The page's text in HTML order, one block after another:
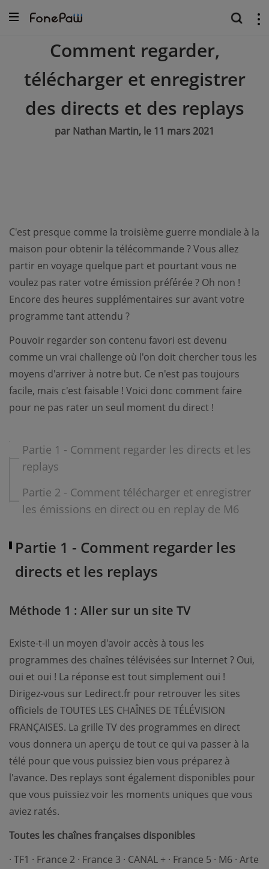
Comment regarder,
télécharger et enregistrer
des directs et des replays
par Nathan Martin, le 11 mars 2021
C'est presque comme la troisième guerre mondiale à la
maison pour obtenir la télécommande ? Vous allez
partir en voyage quelque part et pourtant vous ne
voulez pas rater votre émission préférée ? Oh non !
Encore des heures supplémentaires sur avant votre
programme tant attendu ?
Pouvoir regarder son contenu favori est devenu
comme un vrai challenge où l'on doit chercher tous les
moyens d'arriver à notre but. Ce n'est pas toujours
facile, mais c'est faisable ! Voici donc comment faire
pour ne pas rater un seul moment du direct !
Partie 1 - Comment regarder les directs et les
replays
Partie 2 - Comment télécharger et enregistrer
les émissions en direct ou en replay de M6
Partie 1 - Comment regarder les
directs et les replays
Méthode 1 : Aller sur un site TV
Existe-t-il un moyen d'avoir accès à tous les
programmes des chaînes télévisées sur Internet ? Oui,
oui et oui ! La réponse est tout simplement oui !
Dirigez-vous sur Ledirect.fr pour retrouver les sites
officiels de TOUTES LES CHAÎNES DE TÉLÉVISION
FRANÇAISES. La grille TV des programmes en direct
vous donnera un aperçu de tout ce qui va passer à la
télé pour que vous puissiez bien vous préparez à
l'avance. Des replays sont également disponibles pour
que vous puissiez voir les moments uniques que vous
aviez ratés.
Toutes les chaînes françaises disponibles
· TF1 · France 2 · France 3 · CANAL + · France 5 · M6 · Arte